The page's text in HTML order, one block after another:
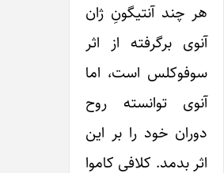
هر چند آنتیگونِ ژان
آنوی برگرفته از اثر
سوفوکلس است، اما
آنوی توانسته روح
دوران خود را بر این
اثر بدمد. کلافی کاموا